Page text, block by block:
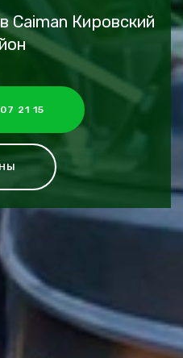
Caiman Кировский
21 15